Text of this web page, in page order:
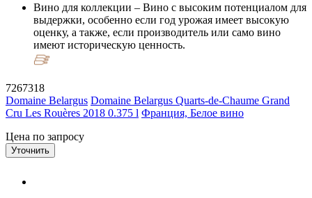
Вино для коллекции – Вино с высоким потенциалом для
выдержки, особенно если год урожая имеет высокую
оценку, а также, если производитель или само вино
имеют историческую ценность.
7267318
Domaine Belargus Domaine Belargus Quarts-de-Chaume Grand
Cru Les Rouères 2018 0.375 l Франция, Белое вино
Цена по запросу
Уточнить